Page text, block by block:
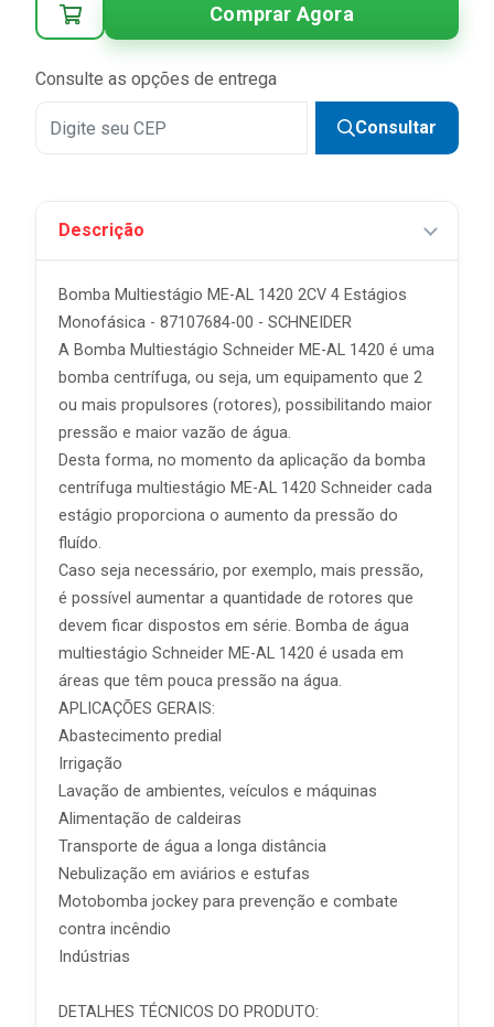
Comprar Agora
Consulte as opções de entrega
Consultar
Descrição
Bomba Multiestágio ME-AL 1420 2CV 4 Estágios
Monofásica - 87107684-00 - SCHNEIDER
A Bomba Multiestágio Schneider ME-AL 1420 é uma
bomba centrífuga, ou seja, um equipamento que 2
ou mais propulsores (rotores), possibilitando maior
pressão e maior vazão de água.
Desta forma, no momento da aplicação da bomba
centrífuga multiestágio ME-AL 1420 Schneider cada
estágio proporciona o aumento da pressão do
fluído.
Caso seja necessário, por exemplo, mais pressão,
é possível aumentar a quantidade de rotores que
devem ficar dispostos em série. Bomba de água
multiestágio Schneider ME-AL 1420 é usada em
áreas que têm pouca pressão na água.
APLICAÇÕES GERAIS:
Abastecimento predial
Irrigação
Lavação de ambientes, veículos e máquinas
Alimentação de caldeiras
Transporte de água a longa distância
Nebulização em aviários e estufas
Motobomba jockey para prevenção e combate
contra incêndio
Indústrias
DETALHES TÉCNICOS DO PRODUTO: